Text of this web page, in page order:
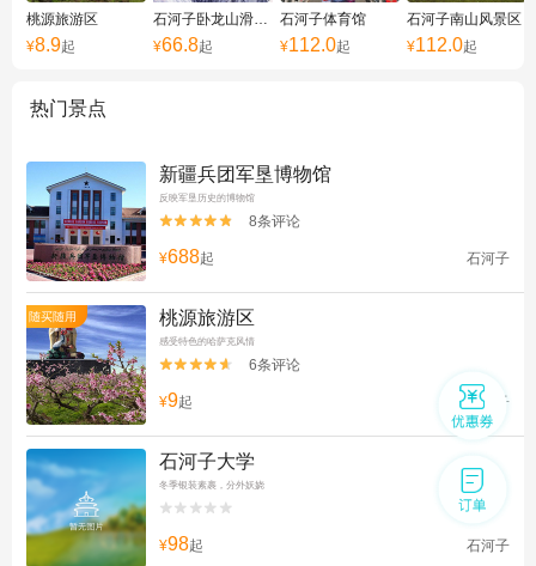
桃源旅游区
¥8.9起
石河子卧龙山滑雪场
¥66.8起
石河子体育馆
¥112.0起
石河子南山风景区
¥112.0起
热门景点
新疆兵团军垦博物馆
反映军垦历史的博物馆

 8条评论
¥688起 石河子
随买随用 桃源旅游区
感受特色的哈萨克风情

 6条评论
¥9起 石河子
石河子大学
冬季银装素裹，分外妖娆


¥98起 石河子